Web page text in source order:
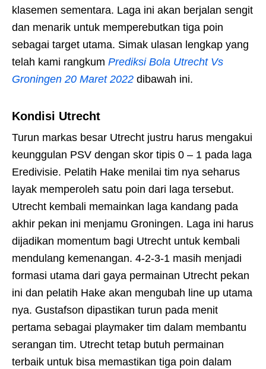
klasemen sementara. Laga ini akan berjalan sengit
dan menarik untuk memperebutkan tiga poin
sebagai target utama. Simak ulasan lengkap yang
telah kami rangkum Prediksi Bola Utrecht Vs
Groningen 20 Maret 2022 dibawah ini.
Kondisi Utrecht
Turun markas besar Utrecht justru harus mengakui
keunggulan PSV dengan skor tipis 0 – 1 pada laga
Eredivisie. Pelatih Hake menilai tim nya seharus
layak memperoleh satu poin dari laga tersebut.
Utrecht kembali memainkan laga kandang pada
akhir pekan ini menjamu Groningen. Laga ini harus
dijadikan momentum bagi Utrecht untuk kembali
mendulang kemenangan. 4-2-3-1 masih menjadi
formasi utama dari gaya permainan Utrecht pekan
ini dan pelatih Hake akan mengubah line up utama
nya. Gustafson dipastikan turun pada menit
pertama sebagai playmaker tim dalam membantu
serangan tim. Utrecht tetap butuh permainan
terbaik untuk bisa memastikan tiga poin dalam